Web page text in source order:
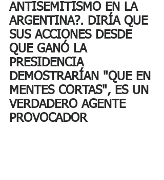
ANTISEMITISMO EN LA
ARGENTINA?. DIRÍA QUE
SUS ACCIONES DESDE
QUE GANÓ LA
PRESIDENCIA
DEMOSTRARÍAN "QUE EN
MENTES CORTAS", ES UN
VERDADERO AGENTE
PROVOCADOR